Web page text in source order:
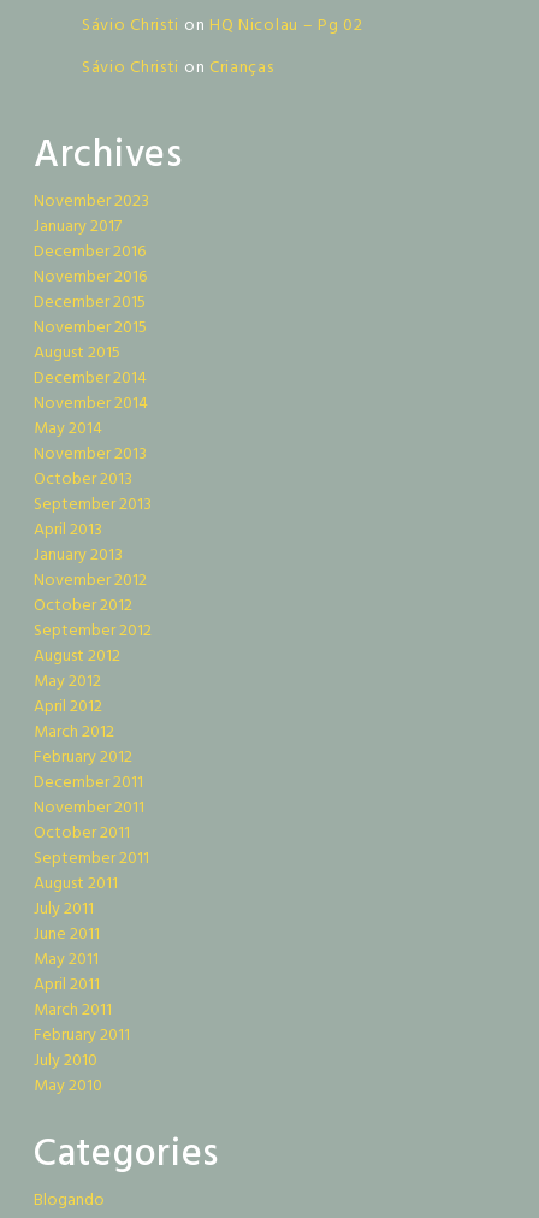
Sávio Christi on HQ Nicolau – Pg 02
Sávio Christi on Crianças
Archives
November 2023
January 2017
December 2016
November 2016
December 2015
November 2015
August 2015
December 2014
November 2014
May 2014
November 2013
October 2013
September 2013
April 2013
January 2013
November 2012
October 2012
September 2012
August 2012
May 2012
April 2012
March 2012
February 2012
December 2011
November 2011
October 2011
September 2011
August 2011
July 2011
June 2011
May 2011
April 2011
March 2011
February 2011
July 2010
May 2010
Categories
Blogando